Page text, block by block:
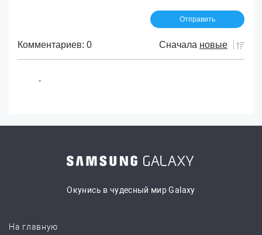
Комментариев: 0 Сначала новые
Окунись в чудесный мир Galaxy
На главную